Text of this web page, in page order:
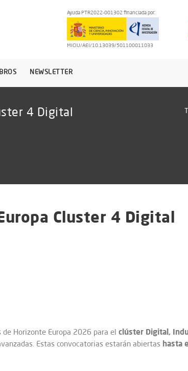
Ayuda PTR2022-001302 financiada por:
MICIU/AEI/10.13039/501100011033
NEWSLETTER
4 Digital
Cluster 4 Digital
de Horizonte Europa 2026 para el clúster Digital,
Estas convocatorias estarán abiertas hasta